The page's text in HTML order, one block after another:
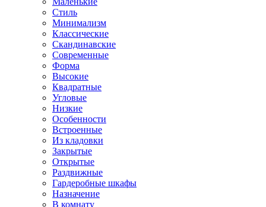
Стиль
Минимализм
Классические
Скандинавские
Современные
Форма
Высокие
Квадратные
Угловые
Низкие
Особенности
Встроенные
Из кладовки
Закрытые
Открытые
Раздвижные
Гардеробные шкафы
Назначение
В комнату